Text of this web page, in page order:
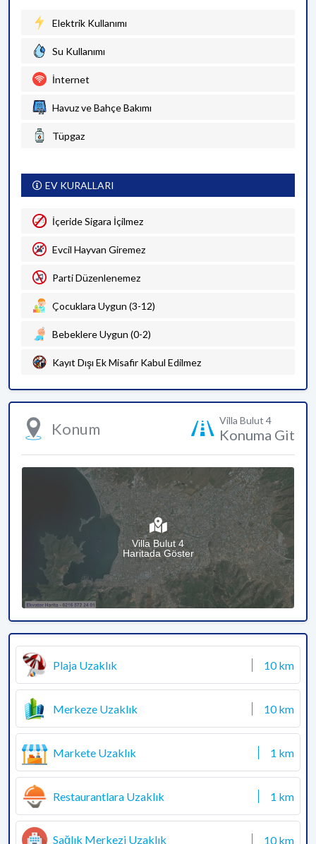
Elektrik Kullanımı
Su Kullanımı
İnternet
Havuz ve Bahçe Bakımı
Tüpgaz
EV KURALLARI
İçeride Sigara İçilmez
Evcil Hayvan Giremez
Parti Düzenlenemez
Çocuklara Uygun (3-12)
Bebeklere Uygun (0-2)
Kayıt Dışı Ek Misafir Kabul Edilmez
Konum Villa Bulut 4
Konuma Git
Villa Bulut 4
Haritada Göster
Plaja Uzaklık 10 km
Merkeze Uzaklık 10 km
Markete Uzaklık 1 km
Restaurantlara Uzaklık 1 km
Sağlık Merkezi Uzaklık 10 km